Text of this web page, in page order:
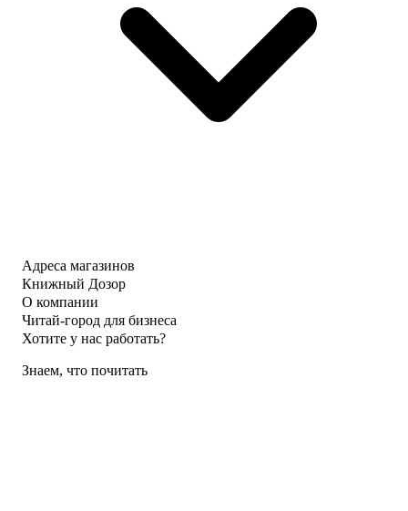
Адреса магазинов
Книжный Дозор
О компании
Читай-город для бизнеса
Хотите у нас работать?
Знаем, что почитать